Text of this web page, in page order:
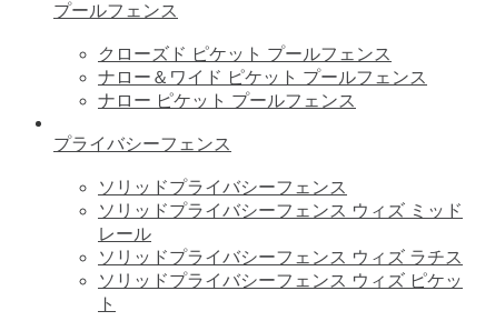
プールフェンス
クローズド ピケット プールフェンス
ナロー＆ワイド ピケット プールフェンス
ナロー ピケット プールフェンス
プライバシーフェンス
ソリッドプライバシーフェンス
ソリッドプライバシーフェンス ウィズ ミッド
レール
ソリッドプライバシーフェンス ウィズ ラチス
ソリッドプライバシーフェンス ウィズ ピケッ
ト